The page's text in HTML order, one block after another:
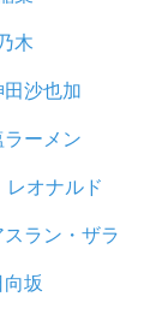
木
田沙也加
ラーメン
レオナルド
スラン・ザラ
向坂